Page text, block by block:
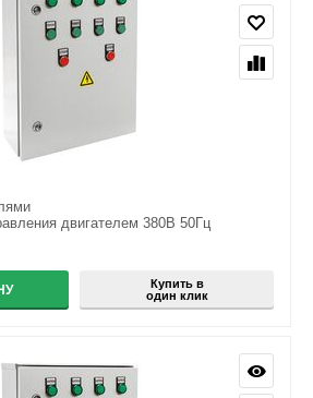
двигателем 380В 50Гц
Купить в
один клик